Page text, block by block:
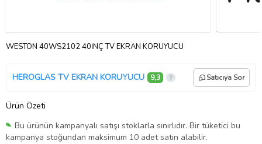
WESTON 40WS2102 40İNÇ TV EKRAN KORUYUCU
HEROGLAS TV EKRAN KORUYUCU 9,3 Satıcıya Sor
Ürün Özeti
Bu ürünün kampanyalı satışı stoklarla sınırlıdır. Bir tüketici bu
kampanya stoğundan maksimum 10 adet satın alabilir.